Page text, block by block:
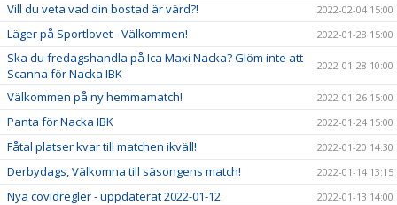
Vill du veta vad din bostad är värd?! 2022-02-04 15:00
Läger på Sportlovet - Välkommen! 2022-01-28 15:00
Ska du fredagshandla på Ica Maxi Nacka? Glöm inte att
Scanna för Nacka IBK
2022-01-28 10:00
Välkommen på ny hemmamatch! 2022-01-26 15:00
Panta för Nacka IBK 2022-01-24 15:00
Fåtal platser kvar till matchen ikväll! 2022-01-20 14:30
Derbydags, Välkomna till säsongens match! 2022-01-14 13:15
Nya covidregler - uppdaterat 2022-01-12 2022-01-13 14:00